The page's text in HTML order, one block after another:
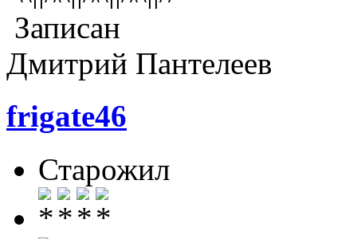
Записан
Дмитрий Пантелеев
frigate46
Старожил